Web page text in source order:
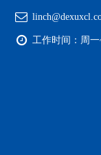
工作时间：周